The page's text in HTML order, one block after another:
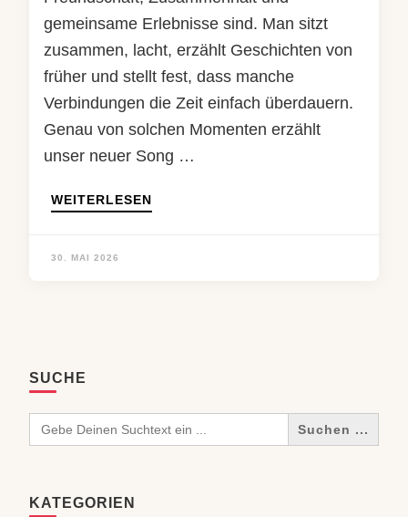
gemeinsame Erlebnisse sind. Man sitzt
zusammen, lacht, erzählt Geschichten von
früher und stellt fest, dass manche
Verbindungen die Zeit einfach überdauern.
Genau von solchen Momenten erzählt
unser neuer Song …
WEITERLESEN
30. MAI 2026
SUCHE
Search
for:
KATEGORIEN